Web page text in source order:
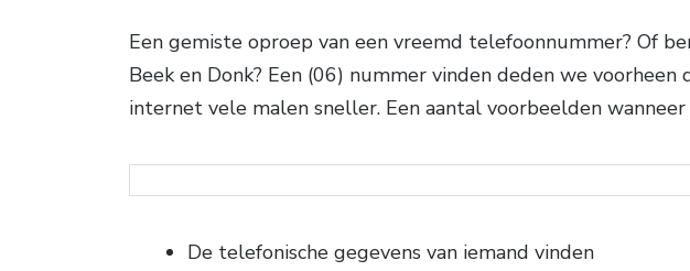
Een gemiste oproep van een vreemd telefoonnummer? Of
Beek en Donk? Een (06) nummer vinden deden we
internet vele malen sneller. Een aantal voorbeelden
De telefonische gegevens van iemand vinden